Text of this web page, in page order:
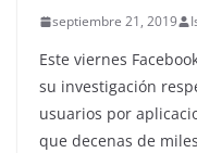
septiembre 21, 2019
Este viernes
su investigación
usuarios por
que decenas de